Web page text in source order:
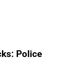
Police